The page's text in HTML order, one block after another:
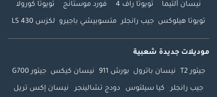
نيسان ألتيما تويوتا راف 4 فورد موستانج تويوتا كورولا
تويوتا هيلوكس جيب رانجلر متسوبيشي باجيرو لكزس LS 430
موديلات جديدة شعبية
جيتور T2 نيسان باترول بورش 911 نيسان كيكس جيتور G700
جيب رانجلر كيا سيلتوس دودج تشالينجر نيسان إكس تريل